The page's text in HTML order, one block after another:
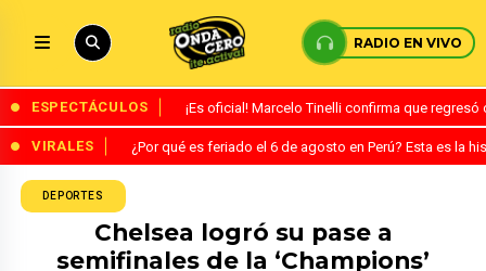
RADIO EN VIVO
ESPECTÁCULOS ¡Es oficial! Marcelo Tinelli confirma que
VIRALES ¿Por qué es feriado el 6 de agosto en Perú? Esta es la
DEPORTES
Chelsea logró su pase a
semifinales de la ‘Champions’